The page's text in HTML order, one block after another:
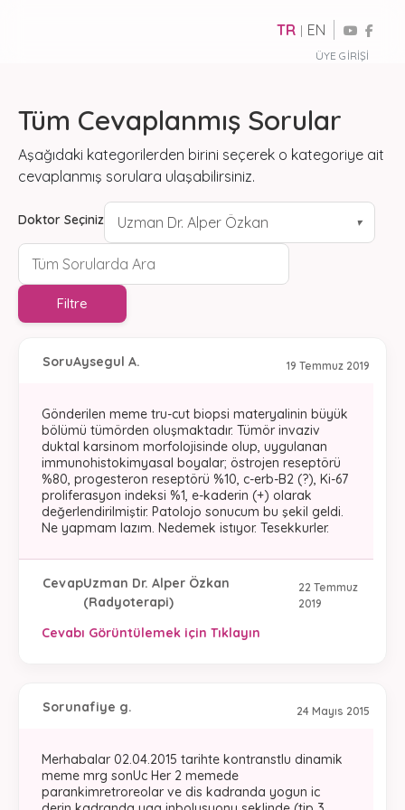
ÜYE GIRIŞI
TR | EN
Tüm Cevaplanmış Sorular
Aşağıdaki kategorilerden birini seçerek o kategoriye ait
cevaplanmış sorulara ulaşabilirsiniz.
Doktor Seçiniz Uzman Dr. Alper Özkan ▾
Filtre
19 Temmuz 2019
SoruAysegul A.
Gönderilen meme tru-cut biopsi materyalinin büyük
bölümü tümörden oluşmaktadır. Tümör invaziv
duktal karsinom morfolojisinde olup, uygulanan
immunohistokimyasal boyalar; östrojen reseptörü
%80, progesteron reseptörü %10, c-erb-B2 (?), Ki-67
proliferasyon indeksi %1, e-kaderin (+) olarak
değerlendirilmiştir. Patolojo sonucum bu şekil geldi.
Ne yapmam lazım. Nedemek istıyor. Tesekkurler.
22 Temmuz
2019
CevapUzman Dr. Alper Özkan
(Radyoterapi)
Cevabı Görüntülemek için Tıklayın
24 Mayıs 2015
Sorunafiye g.
Merhabalar 02.04.2015 tarihte kontranstlu dinamik
meme mrg sonUc Her 2 memede
parankimretroreolar ve dis kadranda yogun ic